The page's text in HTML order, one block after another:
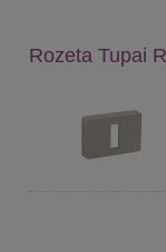
Rozeta Tupai